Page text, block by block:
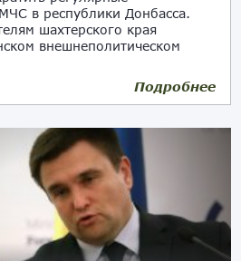
в республики Донбасса.
шахтерского края
внешнеполитическом
Подробнее